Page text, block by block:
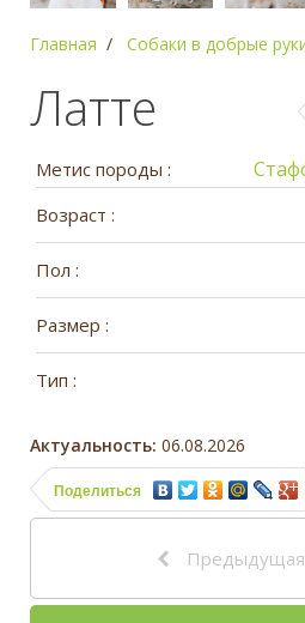
Главная Собаки в добрые
Латте
Метис породы :
Возраст :
Пол :
Размер :
Тип :
Актуальность: 06.08.2026
Поделиться
Предыдущая